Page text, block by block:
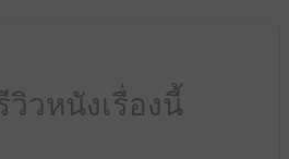
วิวหนังเรื่องนี้